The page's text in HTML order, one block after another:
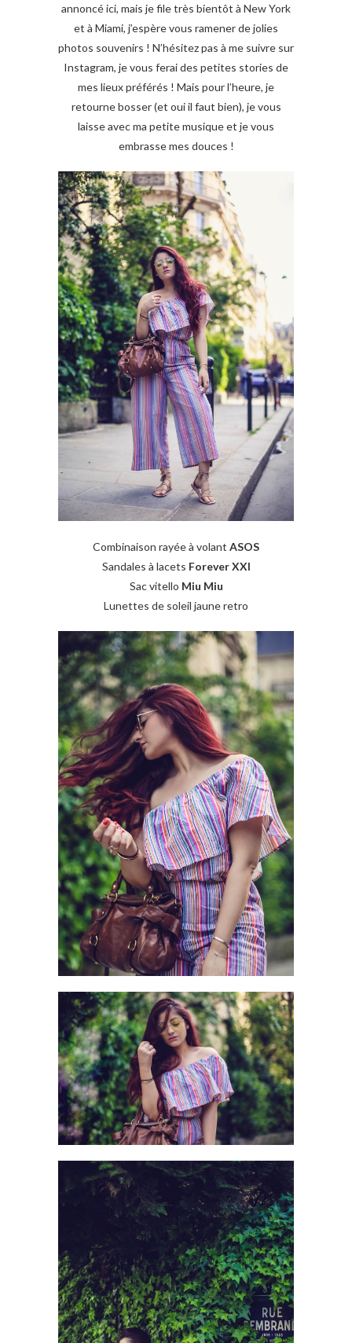
annoncé ici, mais je file très bientôt à New York
et à Miami, j’espère vous ramener de jolies
photos souvenirs ! N’hésitez pas à me suivre sur
Instagram, je vous ferai des petites stories de
mes lieux préférés ! Mais pour l’heure, je
retourne bosser (et oui il faut bien), je vous
laisse avec ma petite musique et je vous
embrasse mes douces !
Combinaison rayée à volant ASOS
Sandales à lacets Forever XXI
Sac vitello Miu Miu
Lunettes de soleil jaune retro